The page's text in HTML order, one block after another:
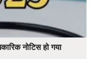
नोटिस हो गया